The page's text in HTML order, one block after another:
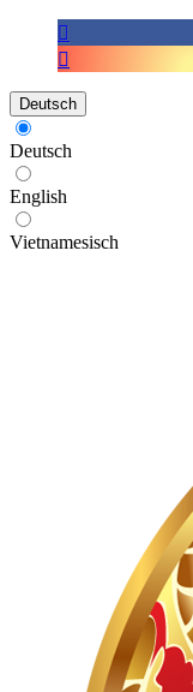
Deutsch
Deutsch
English
Vietnamesisch